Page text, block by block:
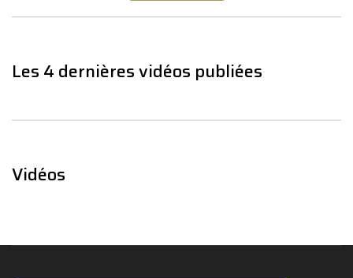
Les 4 dernières vidéos publiées
Vidéos